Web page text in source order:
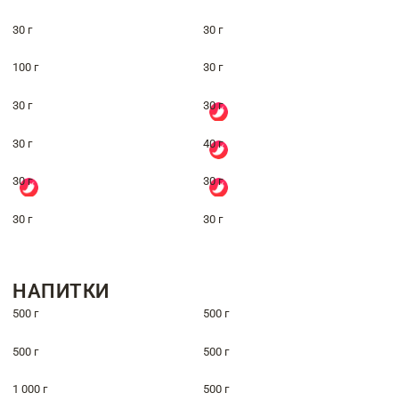
30 г 30 г
100 г 30 г
30 г 30 г
30 г 40 г
30 г 30 г
30 г 30 г
НАПИТКИ
500 г 500 г
500 г 500 г
1 000 г 500 г